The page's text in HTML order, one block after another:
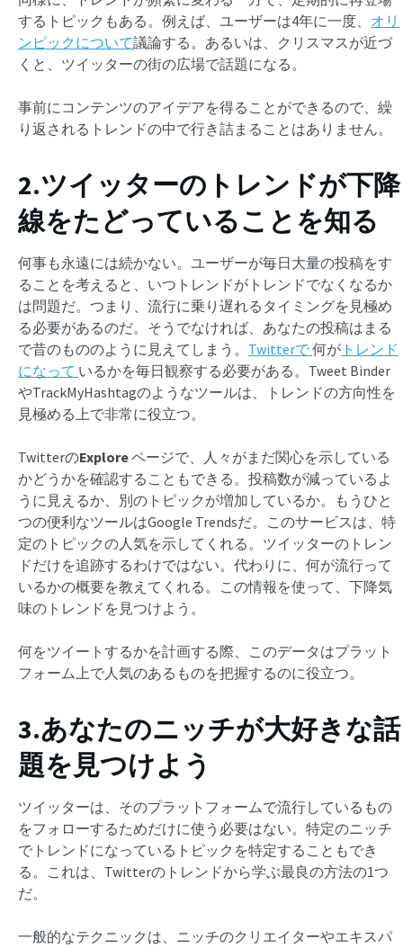
するトピックもある。例えば、ユーザーは4年に一度、 オリ
ンピックについて議論する。あるいは、クリスマスが近づ
くと、ツイッターの街の広場で話題になる。
事前にコンテンツのアイデアを得ることができるので、繰
り返されるトレンドの中で行き詰まることはありません。
2.ツイッターのトレンドが下降
線をたどっていることを知る
何事も永遠には続かない。ユーザーが毎日大量の投稿をす
ることを考えると、いつトレンドがトレンドでなくなるか
は問題だ。つまり、流行に乗り遅れるタイミングを見極め
る必要があるのだ。そうでなければ、あなたの投稿はまる
で昔のもののように見えてしまう。 Twitterで何が トレンド
になって いるかを毎日観察する必要がある。Tweet Binder
やTrackMyHashtagのようなツールは、トレンドの方向性を
見極める上で非常に役立つ。
TwitterのExploreページで、人々がまだ関心を示している
かどうかを確認することもできる。投稿数が減っているよ
うに見えるか、別のトピックが増加しているか。もうひと
つの便利なツールはGoogle Trendsだ。このサービスは、特
定のトピックの人気を示してくれる。ツイッターのトレン
ドだけを追跡するわけではない。代わりに、何が流行って
いるかの概要を教えてくれる。この情報を使って、下降気
味のトレンドを見つけよう。
何をツイートするかを計画する際、このデータはプラット
フォーム上で人気のあるものを把握するのに役立つ。
3.あなたのニッチが大好きな話
題を見つけよう
ツイッターは、そのプラットフォームで流行しているもの
をフォローするためだけに使う必要はない。特定のニッチ
でトレンドになっているトピックを特定することもでき
る。これは、Twitterのトレンドから学ぶ最良の方法の1つ
だ。
一般的なテクニックは、ニッチのクリエイターやエキスパ